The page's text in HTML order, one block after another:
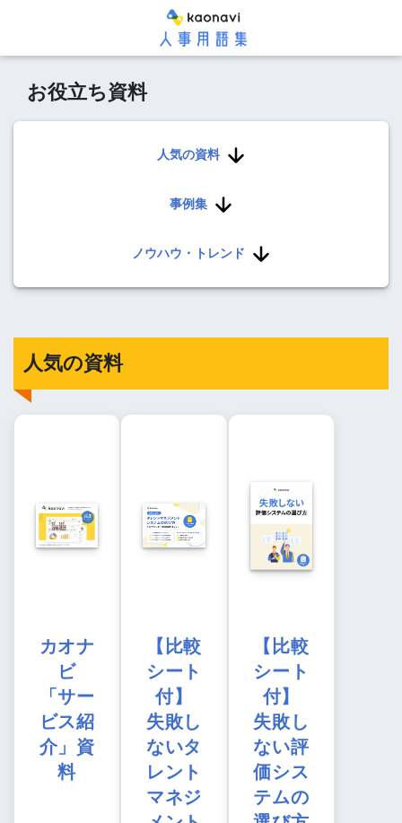
お役立ち資料
人気の資料
事例集
ノウハウ・トレンド
人気の資料
カオナ
ビ
「サー
ビス紹
介」資
料
【比較
シート
付】
失敗し
ないタ
レント
マネジ
【比較
シート
付】
失敗し
ない評
価シス
テムの